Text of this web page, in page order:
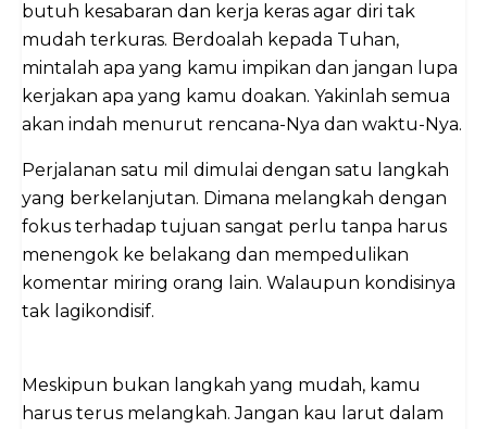
butuh kesabaran dan kerja keras agar diri tak
mudah terkuras. Berdoalah kepada Tuhan,
mintalah apa yang kamu impikan dan jangan lupa
kerjakan apa yang kamu doakan. Yakinlah semua
akan indah menurut rencana-Nya dan waktu-Nya.
Perjalanan satu mil dimulai dengan satu langkah
yang berkelanjutan. Dimana melangkah dengan
fokus terhadap tujuan sangat perlu tanpa harus
menengok ke belakang dan mempedulikan
komentar miring orang lain. Walaupun kondisinya
tak lagikondisif.
Meskipun bukan langkah yang mudah, kamu
harus terus melangkah. Jangan kau larut dalam